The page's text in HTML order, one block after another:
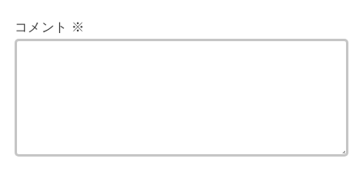
コメント ※